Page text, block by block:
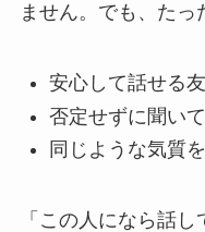
ません。でも、たっ
安心して話せる
否定せずに聞い
同じような気質
「この人になら話